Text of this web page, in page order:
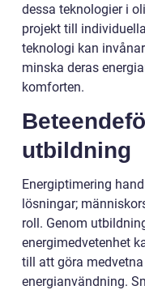
dessa teknologier i
projekt till
teknologi kan
minska deras
komforten.
utbildning
Energiptimering
lösningar;
roll. Genom
energimedvetenhet
till att göra
energianvändning.